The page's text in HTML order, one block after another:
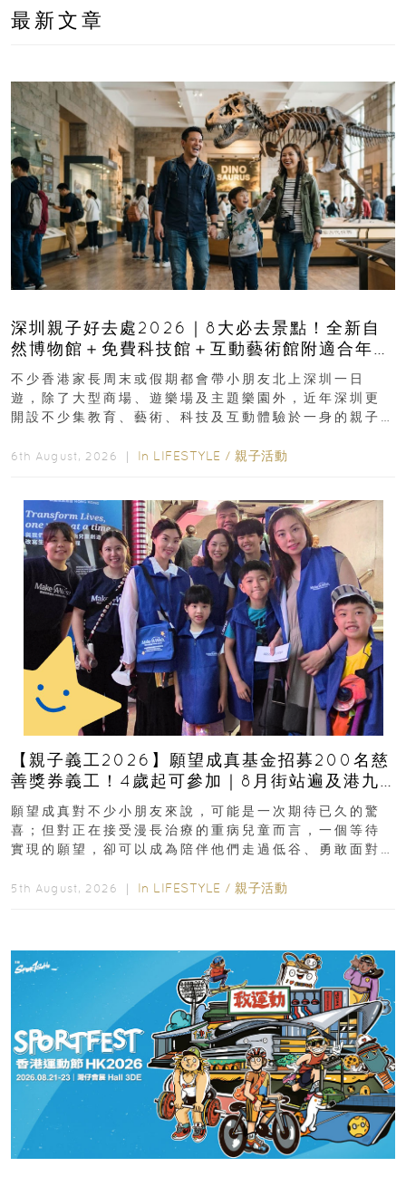
最新文章
深圳親子好去處2026｜8大必去景點！全新自
然博物館＋免費科技館＋互動藝術館附適合年
齡、交通、門票、開放時間
不少香港家長周末或假期都會帶小朋友北上深圳一日
遊，除了大型商場、遊樂場及主題樂園外，近年深圳更
開設不少集教育、藝術、科技及互動體驗於一身的親子
6th August, 2026 ｜ In LIFESTYLE / 親子活動
【親子義工2026】願望成真基金招募200名慈
善獎券義工！4歲起可參加｜8月街站遍及港九
新界
願望成真對不少小朋友來說，可能是一次期待已久的驚
喜；但對正在接受漫長治療的重病兒童而言，一個等待
實現的願望，卻可以成為陪伴他們走過低谷、勇敢面對
5th August, 2026 ｜ In LIFESTYLE / 親子活動